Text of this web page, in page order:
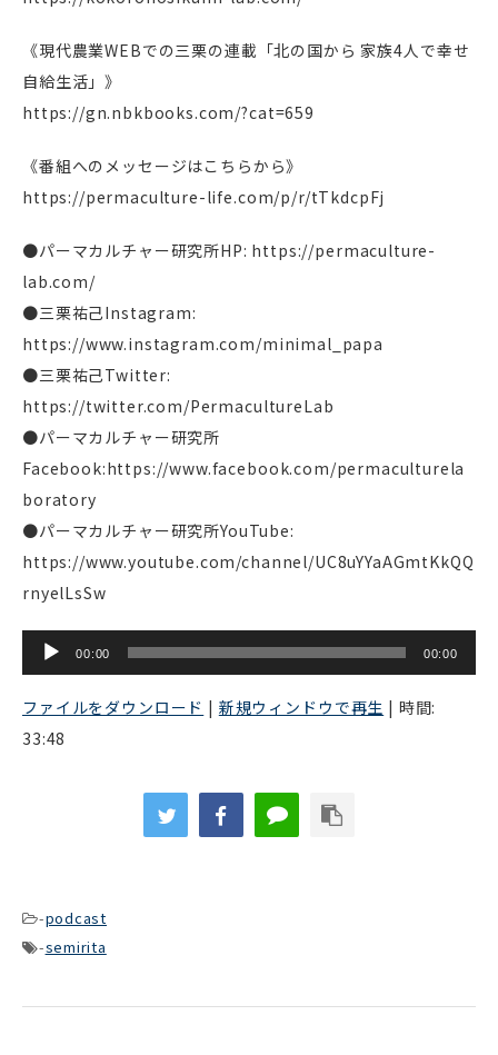
《現代農業WEBでの三栗の連載「北の国から 家族4人で幸せ
自給生活」》
https://gn.nbkbooks.com/?cat=659
《番組へのメッセージはこちらから》
https://permaculture-life.com/p/r/tTkdcpFj
●パーマカルチャー研究所HP: https://permaculture-
lab.com/
●三栗祐己Instagram:
https://www.instagram.com/minimal_papa
●三栗祐己Twitter:
https://twitter.com/PermacultureLab
●パーマカルチャー研究所
Facebook:https://www.facebook.com/permaculturela
boratory
●パーマカルチャー研究所YouTube:
https://www.youtube.com/channel/UC8uYYaAGmtKkQQ
rnyelLsSw
声
プ
レ
00:00 00:00
ファイルをダウンロード | 新規ウィンドウで再生 | 時間:
33:48
-podcast
-semirita